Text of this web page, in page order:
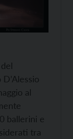
del
al
ballerini e
tra